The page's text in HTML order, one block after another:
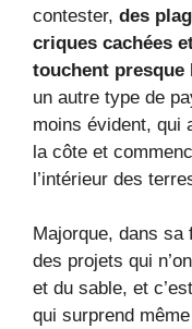
contester, des
criques cachées
touchent presque
un autre type de
moins évident, qui
la côte et
l’intérieur des
Majorque, dans sa
des projets qui
et du sable, et
qui surprend